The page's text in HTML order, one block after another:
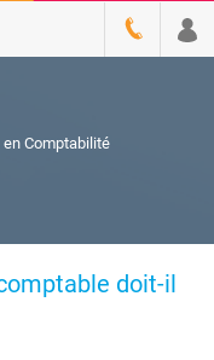
Comptabilité
doit-il